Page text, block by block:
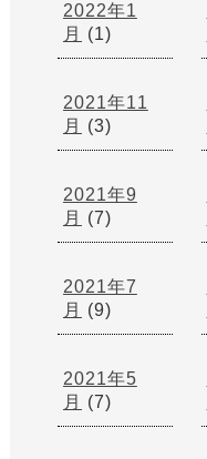
2022年1
月
(1)
2021年11
月
(3)
2021年9
月
(7)
2021年7
月
(9)
2021年5
月
(7)